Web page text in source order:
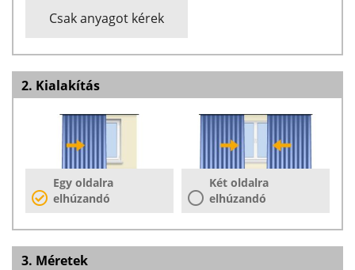
Csak anyagot kérek
2. Kialakítás
Egy oldalra
elhúzandó
Két oldalra
elhúzandó
3. Méretek